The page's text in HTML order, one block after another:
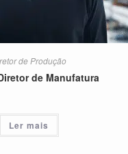
de Produção
de Manufatura
Ler mais